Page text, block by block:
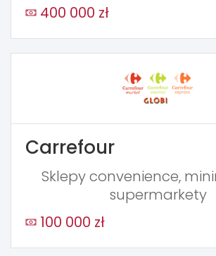
400 000 zł
Carrefour
Sklepy convenience,
supermarkety
100 000 zł